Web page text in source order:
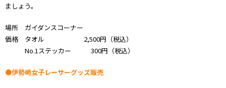
ましょう。
場所 ガイダンスコーナー
価格 タオル 2,500円（税込）
No.1ステッカー 300円（税込）
●伊勢崎女子レーサーグッズ販売